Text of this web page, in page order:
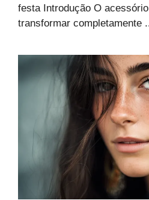
festa Introdução O
transformar completamente